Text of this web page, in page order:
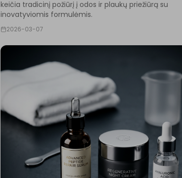
keičia tradicinį požiūrį į odos ir plaukų priežiūrą su
inovatyviomis formulėmis.
2026-03-07